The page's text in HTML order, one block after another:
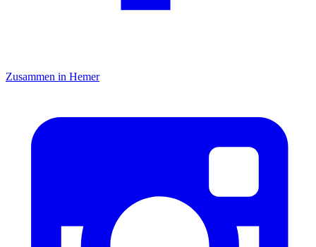
Zusammen in Hemer